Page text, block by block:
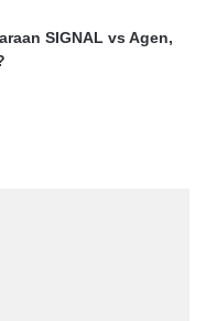
SIGNAL vs Agen,